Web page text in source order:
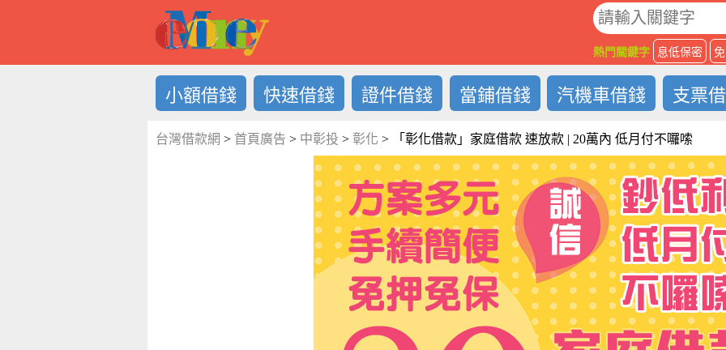
熱門關鍵字 息低保密
小額借錢 快速借錢 證件借錢 當鋪借錢 汽機車借錢 支票
台灣借款網 > 首頁廣告 > 中彰投 > 彰化 > 「彰化借款」家庭借款 速放款 | 20萬內 低月付不囉嗦